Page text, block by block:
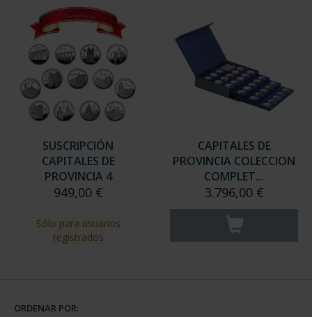
SUSCRIPCIÓN
CAPITALES DE
PROVINCIA 4
949,00 €
Sólo para usuarios
registrados
CAPITALES DE
PROVINCIA COLECCION
COMPLET...
3.796,00 €
ORDENAR POR: